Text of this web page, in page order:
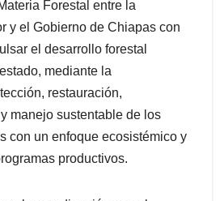
Forestal entre la
y el Gobierno de Chiapas con
el desarrollo forestal
mediante la
restauración,
manejo sustentable de los
con un enfoque ecosistémico y
productivos.